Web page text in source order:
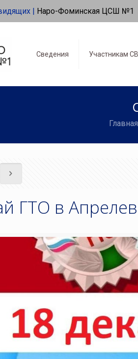
| Наро-Фоминская ЦСШ №1
Сведения Участникам
Главная
ГТО в